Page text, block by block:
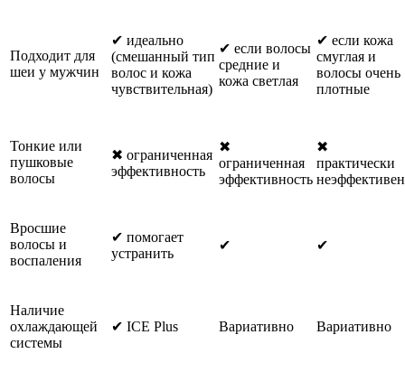
Подходит для
шеи у мужчин
✔ идеально
(смешанный тип
волос и кожа
чувствительная)
✔ если волосы
средние и
кожа светлая
✔ если кожа
смуглая и
волосы очень
плотные
Тонкие или
пушковые
волосы
✖ ограниченная
эффективность
✖
ограниченная
эффективность
✖
практически
неэффективен
Вросшие
волосы и
воспаления
✔ помогает
устранить
✔ ✔
Наличие
охлаждающей
системы
✔ ICE Plus Вариативно Вариативно